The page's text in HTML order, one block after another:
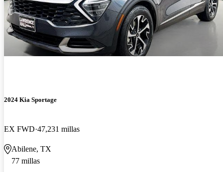
2024 Kia Sportage
EX FWD 47,231 millas
Abilene, TX
77 millas